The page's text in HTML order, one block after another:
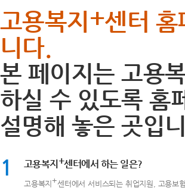
고용복지 +센터
니다.
본 페이지는 고용
하실 수 있도록 홈
설명해 놓은 곳입
1 고용복지 +센터에서 하는 일은?
고용복지+센터에서 서비스되는 취업지원, 고용보